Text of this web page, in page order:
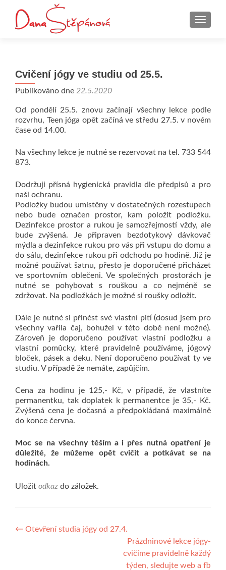
Cvičení jógy ve studiu od 25.5.
Publikováno dne 22.5.2020
Od pondělí 25.5. znovu začínají všechny lekce podle
rozvrhu, Teen jóga opět začíná ve středu 27.5. v novém
čase od 14.00.
Na všechny lekce je nutné se rezervovat na tel. 733 544
873.
Dodržuji přísná hygienická pravidla dle předpisů a pro
naši ochranu.
Podložky budou umístěny v dostatečných rozestupech
nebo bude označen prostor, kam položit podložku.
Dezinfekce prostor a rukou je samozřejmostí vždy, ale
bude zvýšená. Je připraven bezdotykový dávkovač
mýdla a dezinfekce rukou pro vás při vstupu do domu a
do sálu, dezinfekce rukou při odchodu po hodině. Již je
možné používat šatnu, přesto je doporučené přicházet
ve sportovním oblečeni. Ve společných prostorách je
nutné se pohybovat s rouškou a co nejméně se
zdržovat. Na podložkách je možné si roušky odložit.
Dále je nutné si přinést své vlastní pití (dosud jsem pro
všechny vařila čaj, bohužel v této době není možné).
Zároveň je doporučeno používat vlastní podložku a
vlastní pomůcky, které pravidelně používáme, jógový
bloček, pásek a deku. Není doporučeno používat ty ve
studiu. V případě že nemáte, zapůjčím.
Cena za hodinu je 125,- Kč, v případě, že vlastníte
permanentku, tak doplatek k permanentce je 35,- Kč.
Zvýšená cena je dočasná a předpokládaná maximálně
do konce června.
Moc se na všechny těším a i přes nutná opatření je
důležité, že můžeme opět cvičit a potkávat se na
hodinách.
Uložit odkaz do záložek.
Navigace
← Otevření studia jógy od 27.4.
Prázdninové lekce jógy-
cvičíme pravidelně každý
týden, sledujte web a fb